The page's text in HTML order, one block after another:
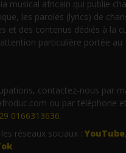
musical africain qui publie
les paroles (lyrics) de
et des contenus dédiés à la
particulière portée au
contactez-nous par
ou par téléphone
0166313636.
réseaux sociaux : YouTube,
.